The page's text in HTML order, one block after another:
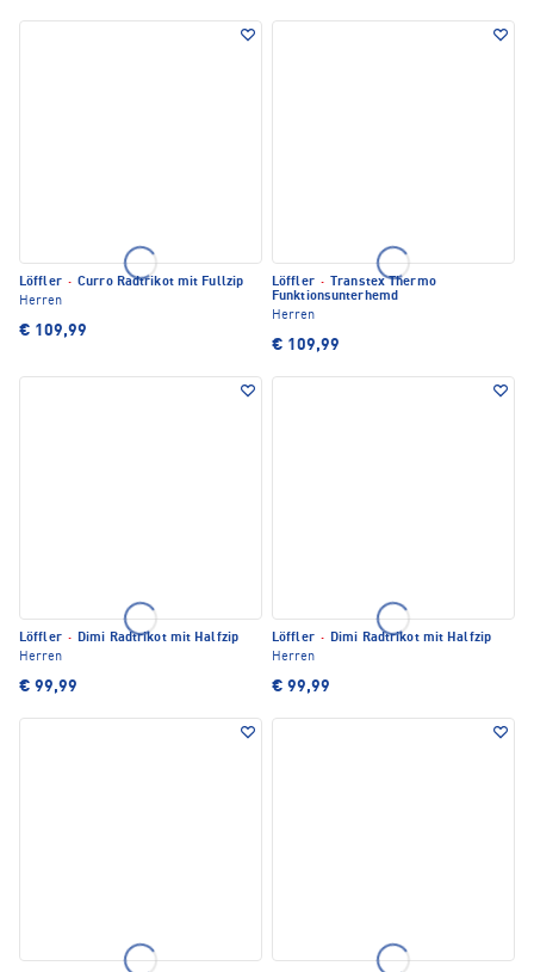
Löffler · Curro Radtrikot mit Fullzip
Herren
€ 109,99
Löffler ·
Transtex Thermo
Funktionsunterhemd
Herren
€ 109,99
Löffler · Dimi Radtrikot mit Halfzip
Herren
€ 99,99
Löffler · Dimi Radtrikot mit Halfzip
Herren
€ 99,99